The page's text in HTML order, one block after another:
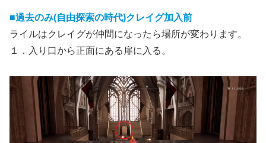
■過去のみ(自由探索の時代)クレイグ加入前
ライルはクレイグが仲間になったら場所が変わります。
１．入り口から正面にある扉に入る。